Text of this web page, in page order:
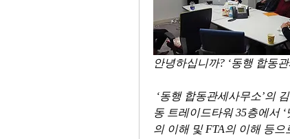
안녕하십니까? ‘동행 합동
동 트레이드타워 35층에서
의 이해 및 FTA의 이해 등